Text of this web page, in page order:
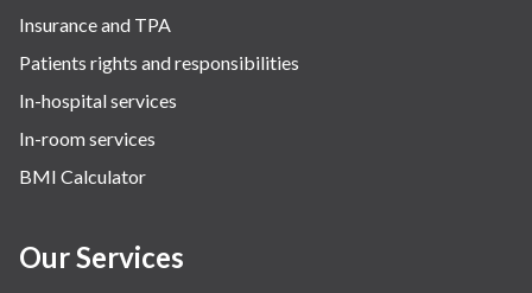
Insurance and TPA
Patients rights and responsibilities
In-hospital services
In-room services
BMI Calculator
Our Services